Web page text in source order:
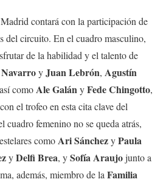
contará con la participación de
del circuito. En el cuadro masculino,
de la habilidad y el talento de
yJuan Lebrón, Agustín
comoAle GalányFede Chingotto,
el trofeo en esta cita clave del
cuadro femenino no se queda atrás,
comoAri SánchezyPaula
yDelfi Brea, ySofía Araujojunto a
además, miembro de la Familia